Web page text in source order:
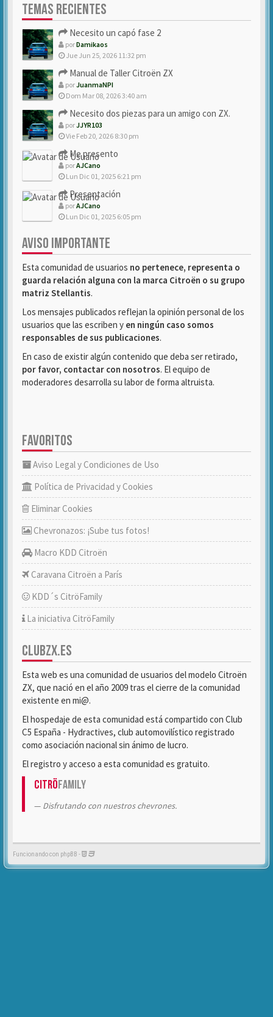
TEMAS RECIENTES
Necesito un capó fase 2
porDamikaos
Jue Jun 25, 2026 11:32 pm
Manual de Taller Citroën ZX
porJuanmaNPI
Dom Mar 08, 2026 3:40 am
Necesito dos piezas para un amigo con ZX.
porJJYR103
Vie Feb 20, 2026 8:30 pm
Me presento
porAJCano
Lun Dic 01, 2025 6:21 pm
Presentación
porAJCano
Lun Dic 01, 2025 6:05 pm
AVISO IMPORTANTE
Esta comunidad de usuarios no pertenece, representa o
guarda relación alguna con la marca Citroën o su grupo
matriz Stellantis.
Los mensajes publicados reflejan la opinión personal de los
usuarios que las escriben y en ningún caso somos
responsables de sus publicaciones.
En caso de existir algún contenido que deba ser retirado,
por favor, contactar con nosotros. El equipo de
moderadores desarrolla su labor de forma altruista.
FAVORITOS
Aviso Legal y Condiciones de Uso
Política de Privacidad y Cookies
Eliminar Cookies
Chevronazos: ¡Sube tus fotos!
Macro KDD Citroën
Caravana Citroën a París
KDD´s CitröFamily
La iniciativa CitröFamily
CLUBZX.ES
Esta web es una comunidad de usuarios del modelo Citroën
ZX, que nació en el año 2009 tras el cierre de la comunidad
existente en mi@.
El hospedaje de esta comunidad está compartido con Club
C5 España - Hydractives, club automovilístico registrado
como asociación nacional sin ánimo de lucro.
El registro y acceso a esta comunidad es gratuito.
CitröFamily
Disfrutando con nuestros chevrones.
Funcionando con phpBB -